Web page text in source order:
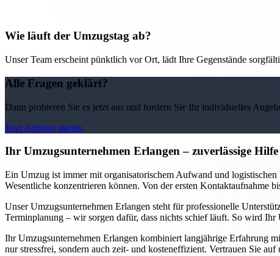
Wie läuft der Umzugstag ab?
Unser Team erscheint pünktlich vor Ort, lädt Ihre Gegenstände
Alle Fragen geklärt?
Dann probieren Sie es jetzt aus und fordern Sie Ihr individuelles
Jetzt Anfrage starten
Ihr Umzugsunternehmen Erlangen – zuverlässige
Ein Umzug ist immer mit organisatorischem Aufwand und
Wesentliche konzentrieren können. Von der ersten Kontaktaufnahme
Unser Umzugsunternehmen Erlangen steht für professionelle
Terminplanung – wir sorgen dafür, dass nichts schief läuft. So wird Ihr
Ihr Umzugsunternehmen Erlangen kombiniert langjährige Erfahrung
nur stressfrei, sondern auch zeit- und kosteneffizient. Vertrauen Sie